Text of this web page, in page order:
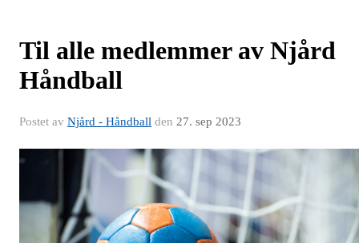
Til alle medlemmer av Njård
Håndball
Postet av Njård - Håndball den 27. sep 2023